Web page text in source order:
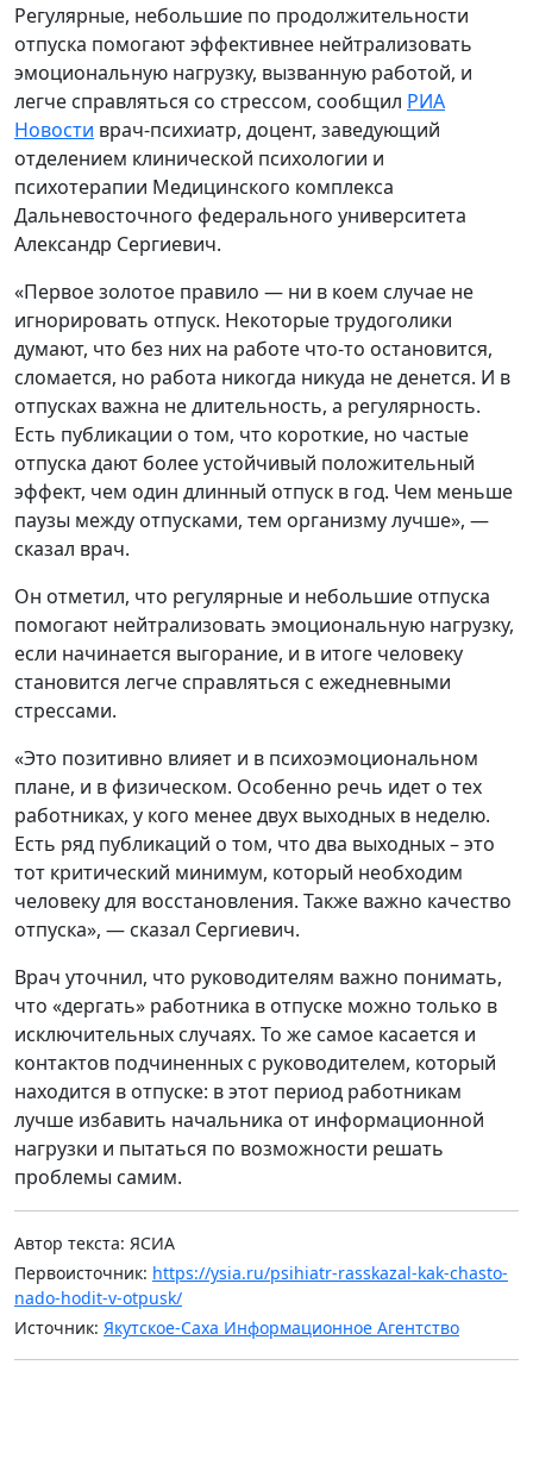
Регулярные, небольшие по продолжительности
отпуска помогают эффективнее нейтрализовать
эмоциональную нагрузку, вызванную работой, и
легче справляться со стрессом, сообщил РИА
Новости врач-психиатр, доцент, заведующий
отделением клинической психологии и
психотерапии Медицинского комплекса
Дальневосточного федерального университета
Александр Сергиевич.
«Первое золотое правило — ни в коем случае не
игнорировать отпуск. Некоторые трудоголики
думают, что без них на работе что-то остановится,
сломается, но работа никогда никуда не денется. И в
отпусках важна не длительность, а регулярность.
Есть публикации о том, что короткие, но частые
отпуска дают более устойчивый положительный
эффект, чем один длинный отпуск в год. Чем меньше
паузы между отпусками, тем организму лучше», —
сказал врач.
Он отметил, что регулярные и небольшие отпуска
помогают нейтрализовать эмоциональную нагрузку,
если начинается выгорание, и в итоге человеку
становится легче справляться с ежедневными
стрессами.
«Это позитивно влияет и в психоэмоциональном
плане, и в физическом. Особенно речь идет о тех
работниках, у кого менее двух выходных в неделю.
Есть ряд публикаций о том, что два выходных – это
тот критический минимум, который необходим
человеку для восстановления. Также важно качество
отпуска», — сказал Сергиевич.
Врач уточнил, что руководителям важно понимать,
что «дергать» работника в отпуске можно только в
исключительных случаях. То же самое касается и
контактов подчиненных с руководителем, который
находится в отпуске: в этот период работникам
лучше избавить начальника от информационной
нагрузки и пытаться по возможности решать
проблемы самим.
Автор текста: ЯСИА
Первоисточник: https://ysia.ru/psihiatr-rasskazal-kak-chasto-
nado-hodit-v-otpusk/
Источник: Якутское-Саха Информационное Агентство